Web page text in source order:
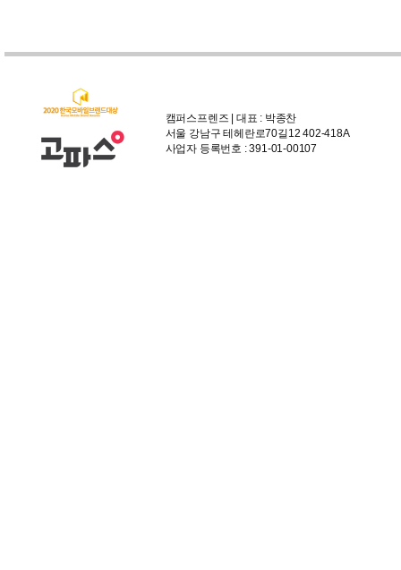
캠퍼스프렌즈 | 대표 : 박종찬
서울 강남구 테헤란로70길12 402-418A
사업자 등록번호 : 391-01-00107